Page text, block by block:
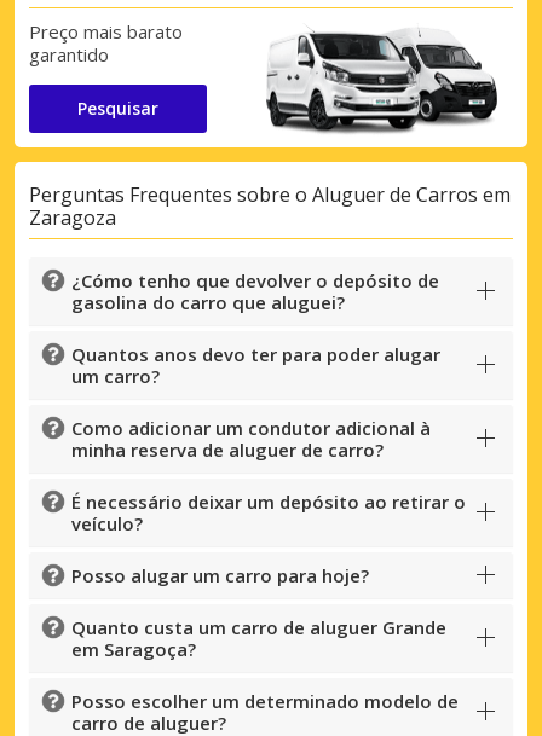
Preço mais barato
garantido
Pesquisar
Perguntas Frequentes sobre o Aluguer de Carros em
Zaragoza
¿Cómo tenho que devolver o depósito de
gasolina do carro que aluguei?
Quantos anos devo ter para poder alugar
um carro?
Como adicionar um condutor adicional à
minha reserva de aluguer de carro?
É necessário deixar um depósito ao retirar o
veículo?
Posso alugar um carro para hoje?
Quanto custa um carro de aluguer Grande
em Saragoça?
Posso escolher um determinado modelo de
carro de aluguer?